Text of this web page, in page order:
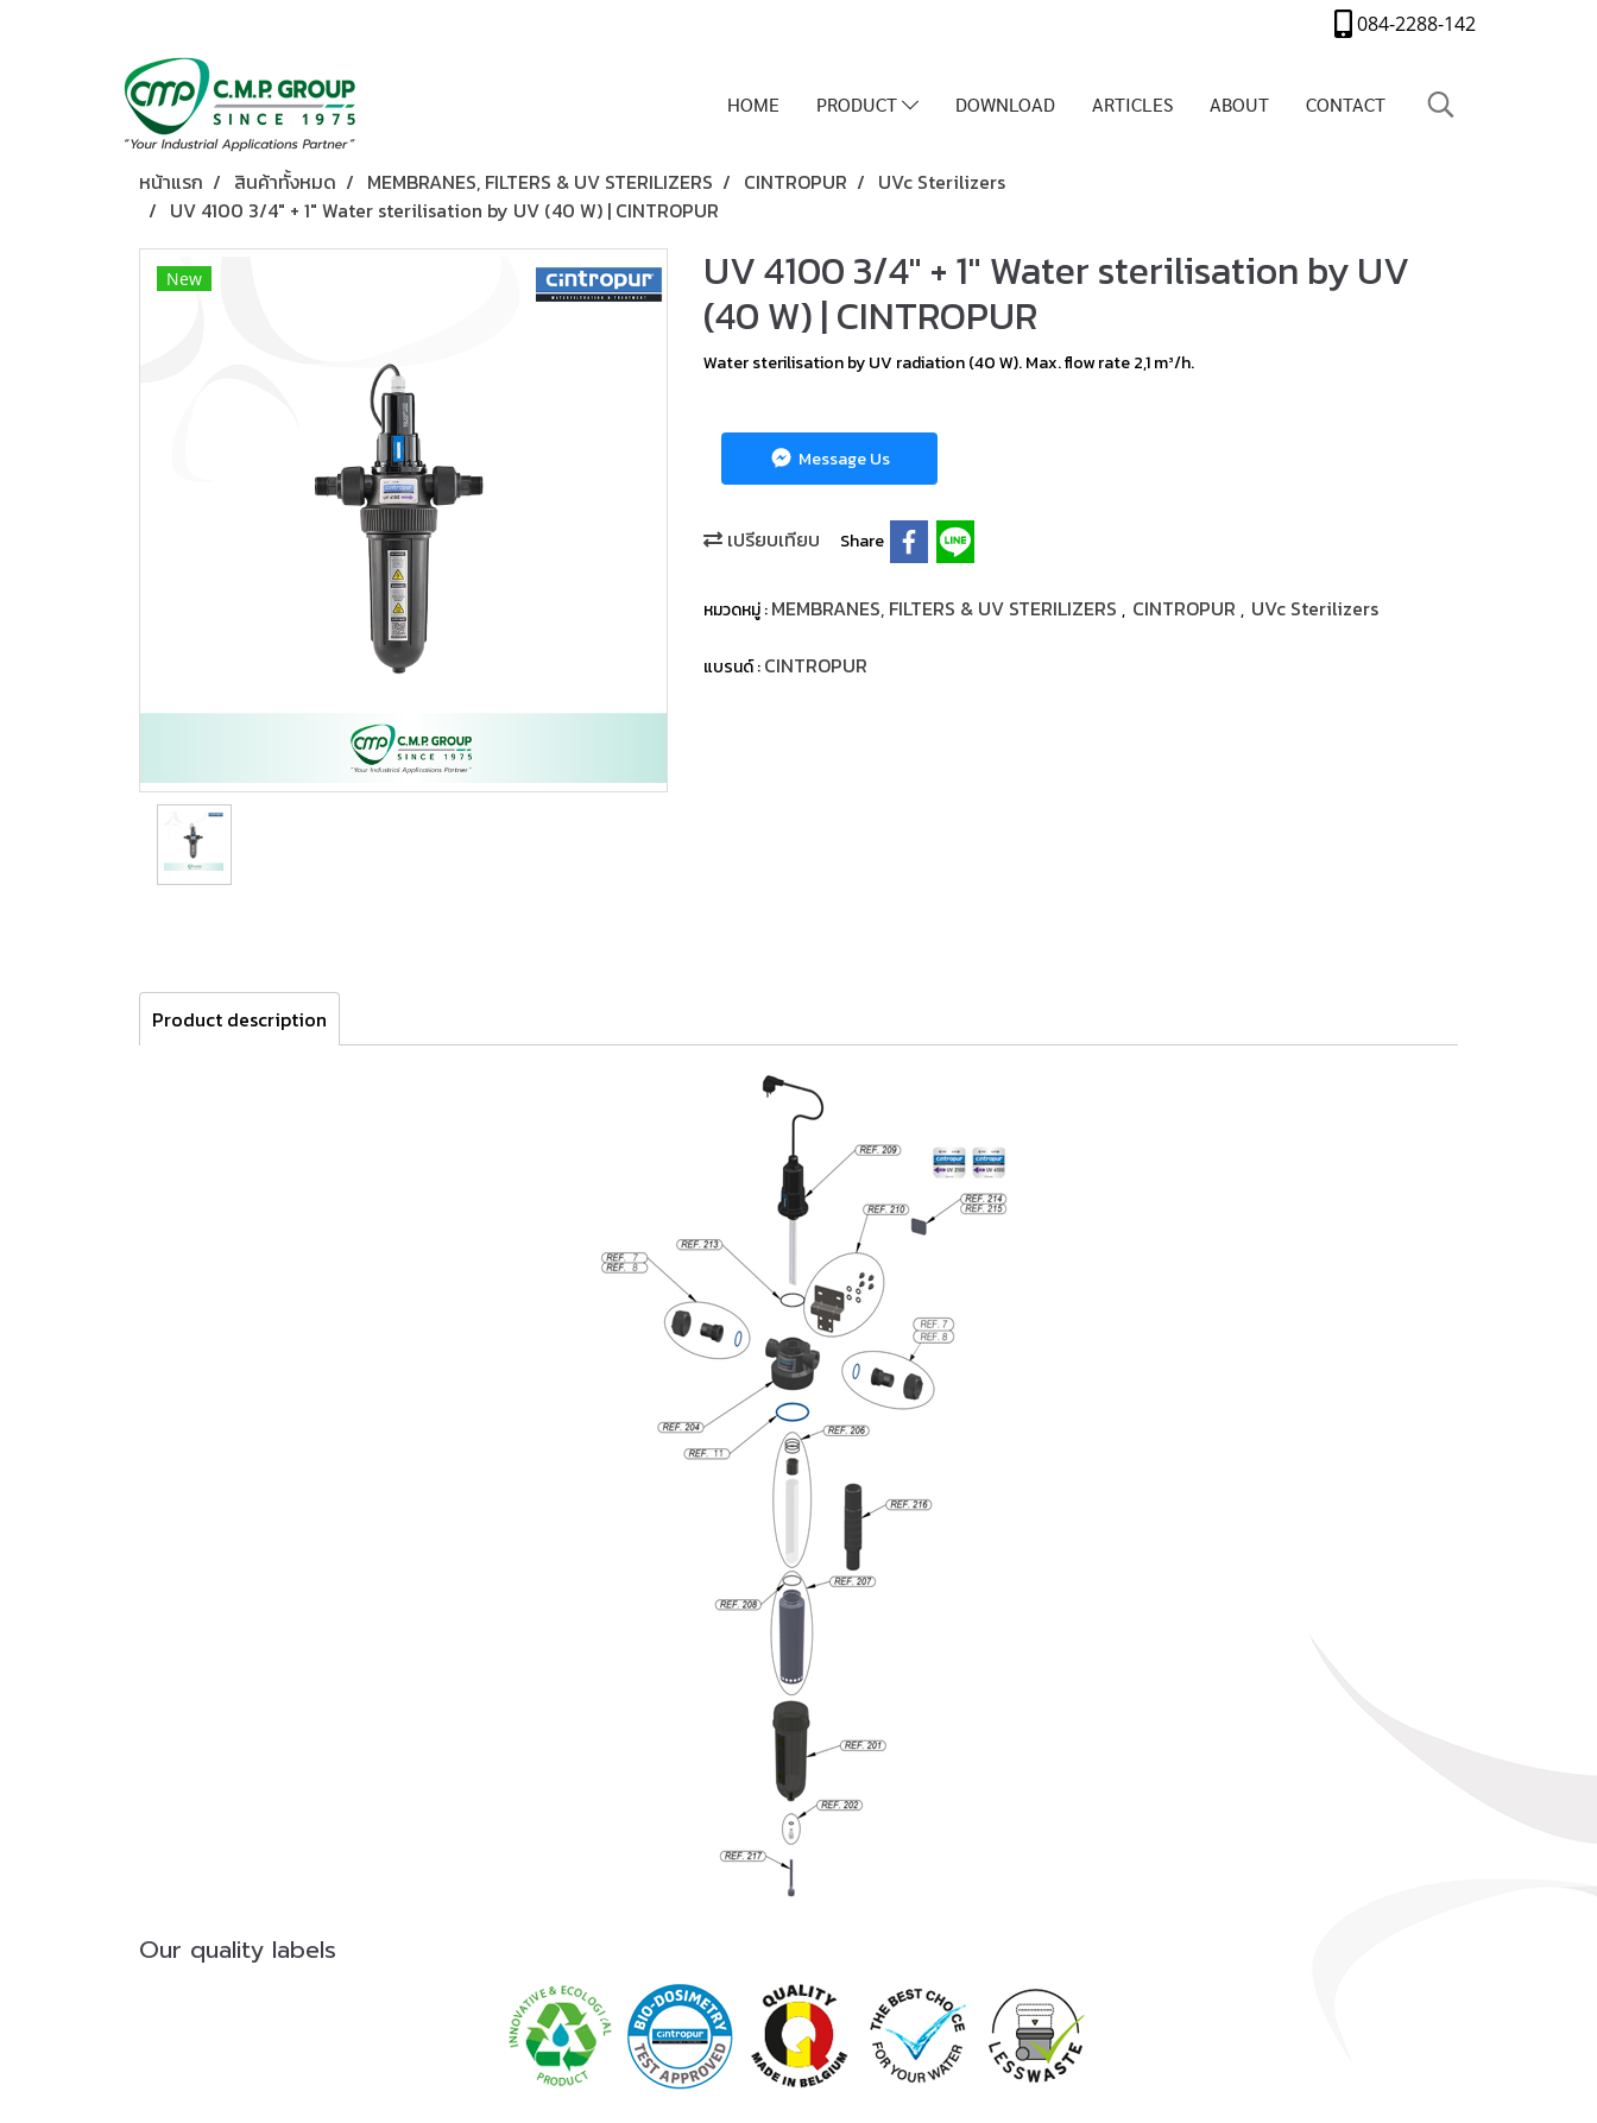
084-2288-142
HOME PRODUCT DOWNLOAD ARTICLES ABOUT CONTACT
หน้าแรก สินค้าทั้งหมด MEMBRANES, FILTERS & UV STERILIZERS CINTROPUR
UVc Sterilizers
UV 4100 3/4″ + 1″ Water sterilisation by UV (40 W) | CINTROPUR
New UV 4100 3/4″ + 1″ Water sterilisation by UV
(40 W) | CINTROPUR
Water sterilisation by UV radiation (40 W). Max. flow rate 2,1 m³/h.
Message Us
เปรียบเทียบ Share
หมวดหมู่ :MEMBRANES, FILTERS & UV STERILIZERS , CINTROPUR , UVc Sterilizers
แบรนด์ :CINTROPUR
Product description
Our quality labels